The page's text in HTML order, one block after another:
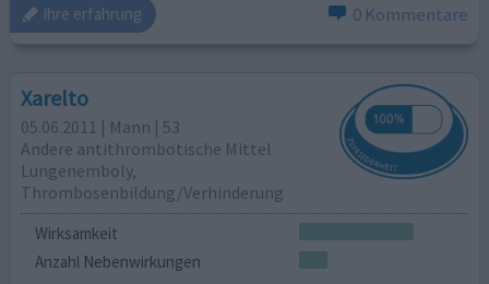
ihre erfahrung 0 Kommentare
Xarelto
05.06.2011 | Mann | 53
Andere antithrombotische Mittel
Lungenemboly,
Thrombosenbildung/Verhinderung
Wirksamkeit
Anzahl Nebenwirkungen